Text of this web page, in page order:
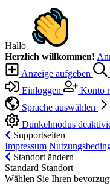
Hallo
Herzlich willkommen!
Anzeige aufgeben
Einloggen
Konto
Sprache auswählen
Dunkelmodus
Supportseiten
Impressum
Standort ändern
Standard Standort
Wählen Sie Ihren